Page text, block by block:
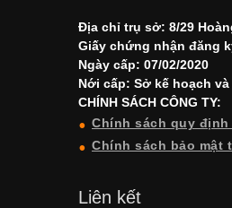
Địa chỉ trụ sở: 8/29
Giấy chứng nhận đăng
Ngày cấp: 07/02/2020
Nới cấp: Sở kế hoạch
CHÍNH SÁCH CÔNG TY:
Chính sách quy định
Chính sách bảo mật
Liên kết